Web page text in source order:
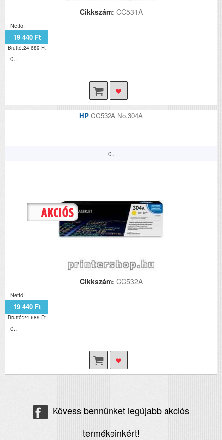
Cikkszám: CC531A
Nettó:
19 440 Ft
Bruttó:24 689 Ft
0..
HP CC532A No.304A
0..
Cikkszám: CC532A
Nettó:
19 440 Ft
Bruttó:24 689 Ft
0..
Kövess bennünket legújabb akciós
termékeinkért!